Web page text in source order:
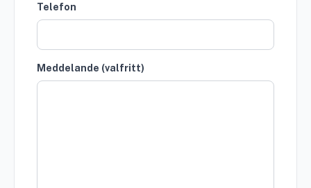
Telefon
Meddelande (valfritt)